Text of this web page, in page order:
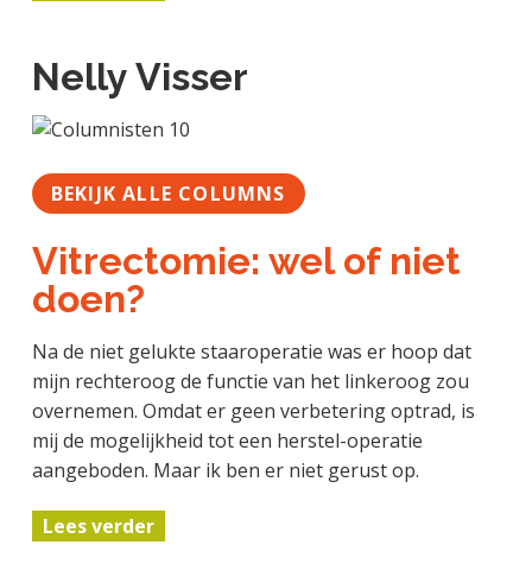
Nelly Visser
BEKIJK ALLE COLUMNS
Vitrectomie: wel of niet
doen?
Na de niet gelukte staaroperatie was er hoop dat
mijn rechteroog de functie van het linkeroog zou
overnemen. Omdat er geen verbetering optrad, is
mij de mogelijkheid tot een herstel-operatie
aangeboden. Maar ik ben er niet gerust op.
Lees verder